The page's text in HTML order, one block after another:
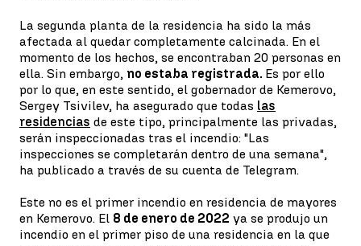
La segunda planta de la residencia ha sido la más
afectada al quedar completamente calcinada. En el
momento de los hechos, se encontraban 20 personas en
ella. Sin embargo, no estaba registrada. Es por ello
por lo que, en este sentido, el gobernador de Kemerovo,
Sergey Tsivilev, ha asegurado que todas las
residencias de este tipo, principalmente las privadas,
serán inspeccionadas tras el incendio: "Las
inspecciones se completarán dentro de una semana",
ha publicado a través de su cuenta de Telegram.
Este no es el primer incendio en residencia de mayores
en Kemerovo. El 8 de enero de 2022 ya se produjo un
incendio en el primer piso de una residencia en la que